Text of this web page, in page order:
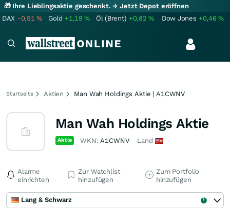
🎁 Ihre Lieblingsaktie geschenkt.→ Jetzt Depot eröffnen
DAX -0,51% Gold +1,19% Öl (Brent) +0,82% Dow Jones +0,46%
Startseite Aktien Man Wah Holdings Aktie | A1CWNV
Man Wah Holdings Aktie
Aktie WKN:A1CWNV Land
Alarme
einrichten
Zur Watchlist
hinzufügen
Zum Portfolio
hinzufügen
Lang & Schwarz